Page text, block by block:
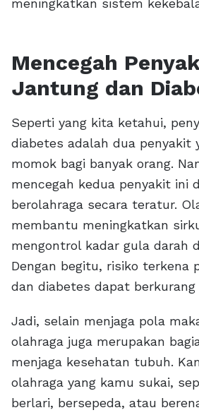
meningkatkan sistem
Mencegah
Jantung dan
Seperti yang kita ketahui,
diabetes adalah dua penyakit
momok bagi banyak orang.
mencegah kedua penyakit ini
berolahraga secara teratur.
membantu meningkatkan
mengontrol kadar gula darah
Dengan begitu, risiko terkena
dan diabetes dapat
Jadi, selain menjaga pola
olahraga juga merupakan
menjaga kesehatan tubuh.
olahraga yang kamu sukai,
berlari, bersepeda, atau